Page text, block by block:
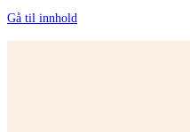
Gå til innhold